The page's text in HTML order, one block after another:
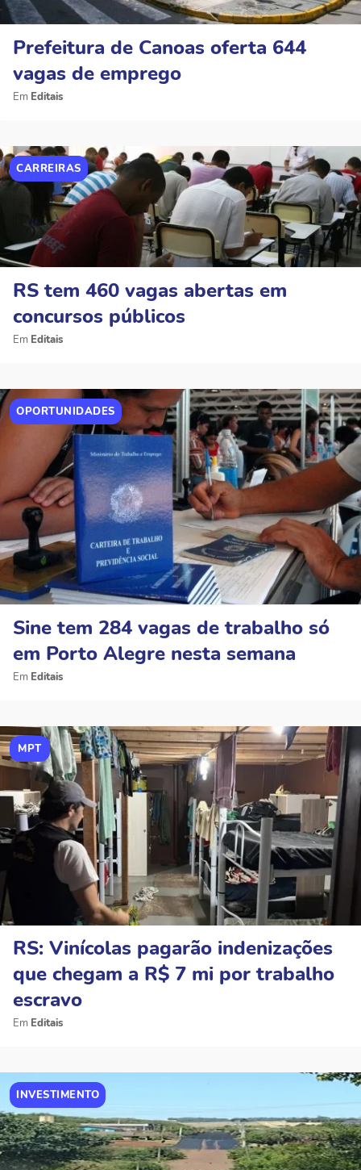
Prefeitura de Canoas oferta 644
vagas de emprego
Editais
CARREIRAS
RS tem 460 vagas abertas em
concursos públicos
Editais
OPORTUNIDADES
Sine tem 284 vagas de trabalho só
em Porto Alegre nesta semana
Editais
MPT
RS: Vinícolas pagarão indenizações
que chegam a R$ 7 mi por trabalho
escravo
Editais
INVESTIMENTO